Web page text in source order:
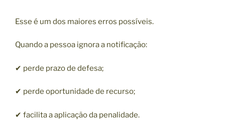
Esse é um dos maiores erros possíveis.
Quando a pessoa ignora a notificação:
✔ perde prazo de defesa;
✔ perde oportunidade de recurso;
✔ facilita a aplicação da penalidade.